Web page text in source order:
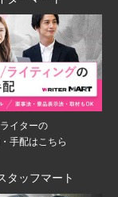
ライターの
手配はこちら
タッフマート